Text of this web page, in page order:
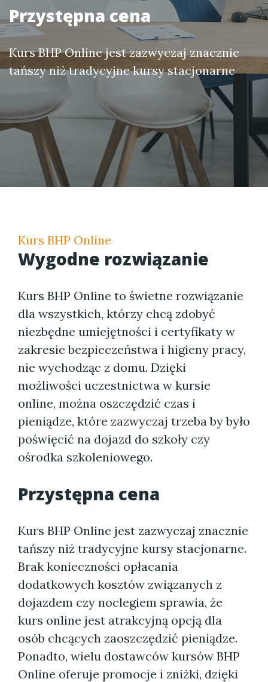
Przystępna cena
Kurs BHP Online jest zazwyczaj znacznie
tańszy niż tradycyjne kursy stacjonarne
Kurs BHP Online
Wygodne rozwiązanie
Kurs BHP Online to świetne rozwiązanie
dla wszystkich, którzy chcą zdobyć
niezbędne umiejętności i certyfikaty w
zakresie bezpieczeństwa i higieny pracy,
nie wychodząc z domu. Dzięki
możliwości uczestnictwa w kursie
online, można oszczędzić czas i
pieniądze, które zazwyczaj trzeba by było
poświęcić na dojazd do szkoły czy
ośrodka szkoleniowego.
Przystępna cena
Kurs BHP Online jest zazwyczaj znacznie
tańszy niż tradycyjne kursy stacjonarne.
Brak konieczności opłacania
dodatkowych kosztów związanych z
dojazdem czy noclegiem sprawia, że
kurs online jest atrakcyjną opcją dla
osób chcących zaoszczędzić pieniądze.
Ponadto, wielu dostawców kursów BHP
Online oferuje promocje i zniżki, dzięki